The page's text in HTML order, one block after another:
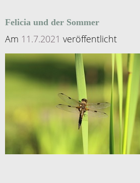
Felicia und der Sommer
Am 11.7.2021 veröffentlicht